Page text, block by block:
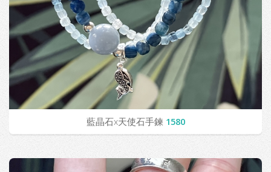
藍晶石x天使石手鍊 1580